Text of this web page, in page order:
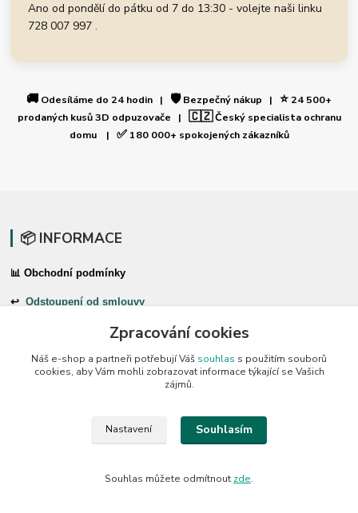
Ano od pondělí do pátku od 7 do 13:30 - volejte naši linku
728 007 997 .
🚚 Odesíláme do 24 hodin | 🛡️Bezpečný nákup | ⭐24 500+
prodaných kusů 3D odpuzovače | 🇨🇿Český specialista ochranu
domu | ✅180 000+ spokojených zákazníků
📦 INFORMACE
📊 Obchodní podmínky
↩Odstoupení od smlouvy
🛠 Reklamační formulář
❓Časté dotazy
🚚 PPL-domů / PPL-výdejní místo
⭐ PRODUKTY
Zpracování cookies
Náš e-shop a partneři potřebují Váš souhlas s použitím souborů
cookies, aby Vám mohli zobrazovat informace týkající se Vašich
zájmů.
Nastavení Souhlasím
Souhlas můžete odmítnout zde.